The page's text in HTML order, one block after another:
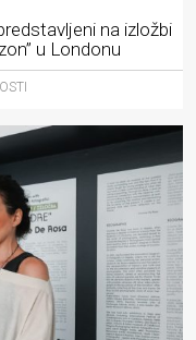
na izložbi
u Londonu